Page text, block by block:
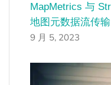
MapMetrics 与
地图元数据流传输
9 月 5, 2023